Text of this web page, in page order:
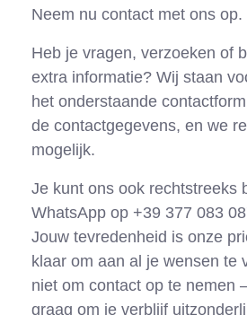
Neem nu contact met ons op.
Heb je vragen, verzoeken of
extra informatie? Wij staan
het onderstaande
de contactgegevens, en we
mogelijk.
Je kunt ons ook rechtstreeks
WhatsApp op +39 377 083
Jouw tevredenheid is onze
klaar om aan al je wensen te
niet om contact op te nemen
graag om je verblijf